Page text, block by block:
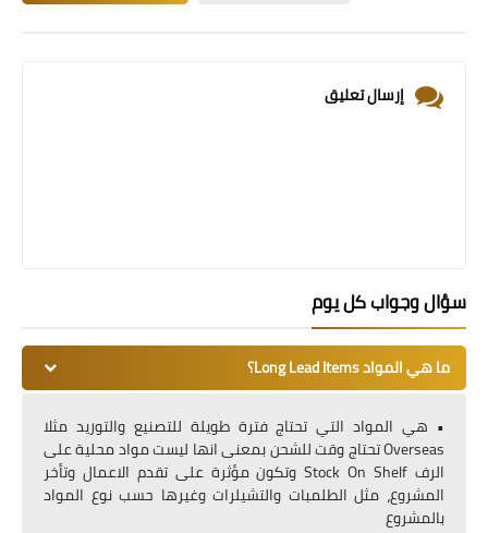
إرسال تعليق
سؤال وجواب كل يوم
ما هي المواد Long Lead Items؟
• هي المواد التي تحتاج فترة طويلة للتصنيع والتوريد مثلا
Overseas تحتاج وقت للشحن بمعنى انها ليست مواد محلية على
الرف Stock On Shelf وتكون مؤثرة على تقدم الاعمال وتأخر
المشروع، مثل الطلمبات والتشيلرات وغيرها حسب نوع المواد
بالمشروع